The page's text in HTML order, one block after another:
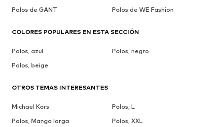
Polos de GANT
Polos de WE Fashion
COLORES POPULARES EN ESTA SECCIÓN
Polos, azul
Polos, negro
Polos, beige
OTROS TEMAS INTERESANTES
Michael Kors
Polos, L
Polos, Manga larga
Polos, XXL